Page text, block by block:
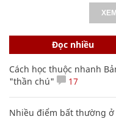
Đọc nhiều
Cách học thuộc nhanh
"thần chú"
17
Nhiều điểm bất thường ở